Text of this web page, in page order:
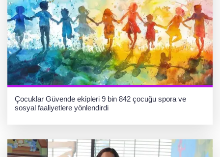
Çocuklar Güvende ekipleri 9 bin 842 çocuğu spora ve
sosyal faaliyetlere yönlendirdi